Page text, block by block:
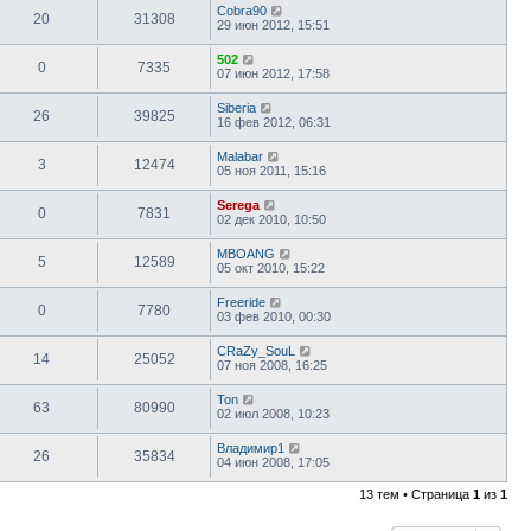
20 31308
Cobra90
29 июн 2012, 15:51
0 7335
502
07 июн 2012, 17:58
26 39825
Siberia
16 фев 2012, 06:31
3 12474
Malabar
05 ноя 2011, 15:16
0 7831
Serega
02 дек 2010, 10:50
5 12589
MBOANG
05 окт 2010, 15:22
0 7780
Freeride
03 фев 2010, 00:30
14 25052
CRaZy_SouL
07 ноя 2008, 16:25
63 80990
Ton
02 июл 2008, 10:23
26 35834
Владимир1
04 июн 2008, 17:05
13 тем • Страница 1 из 1